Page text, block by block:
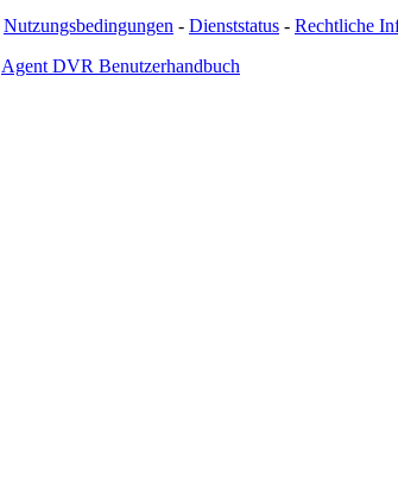
Nutzungsbedingungen - Dienststatus - Rechtliche
Agent DVR Benutzerhandbuch